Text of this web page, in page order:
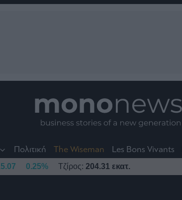
Πολιτική The Wiseman Les Bons Vivants
0.25% Τζίρος: 204.31 εκατ.